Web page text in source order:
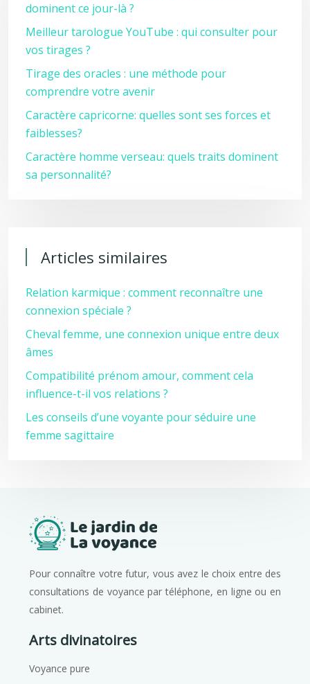
dominent ce jour-là ?
Meilleur tarologue YouTube : qui consulter pour
vos tirages ?
Tirage des oracles : une méthode pour
comprendre votre avenir
Caractère capricorne: quelles sont ses forces et
faiblesses?
Caractère homme verseau: quels traits dominent
sa personnalité?
Articles similaires
Relation karmique : comment reconnaître une
connexion spéciale ?
Cheval femme, une connexion unique entre deux
âmes
Compatibilité prénom amour, comment cela
influence-t-il vos relations ?
Les conseils d’une voyante pour séduire une
femme sagittaire
Pour connaître votre futur, vous avez le choix entre des
consultations de voyance par téléphone, en ligne ou en
cabinet.
Arts divinatoires
Voyance pure